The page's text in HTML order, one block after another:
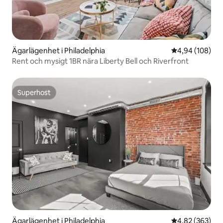
Ägarlägenhet i Philadelphia 4,94 av 5 i
4,94 (108)
Rent och mysigt 1BR nära Liberty Bell och Riverfront
Superhost
Superhost
Ägarlägenhet i Philadelphia 4,82 av 5 i
4,82 (363)